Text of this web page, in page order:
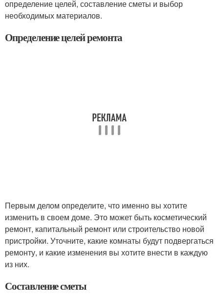
определение целей, составление сметы и выбор
необходимых материалов.
Определение целей ремонта
Первым делом определите, что именно вы хотите
изменить в своем доме. Это может быть косметический
ремонт, капитальный ремонт или строительство новой
пристройки. Уточните, какие комнаты будут подвергаться
ремонту, и какие изменения вы хотите внести в каждую
из них.
Составление сметы